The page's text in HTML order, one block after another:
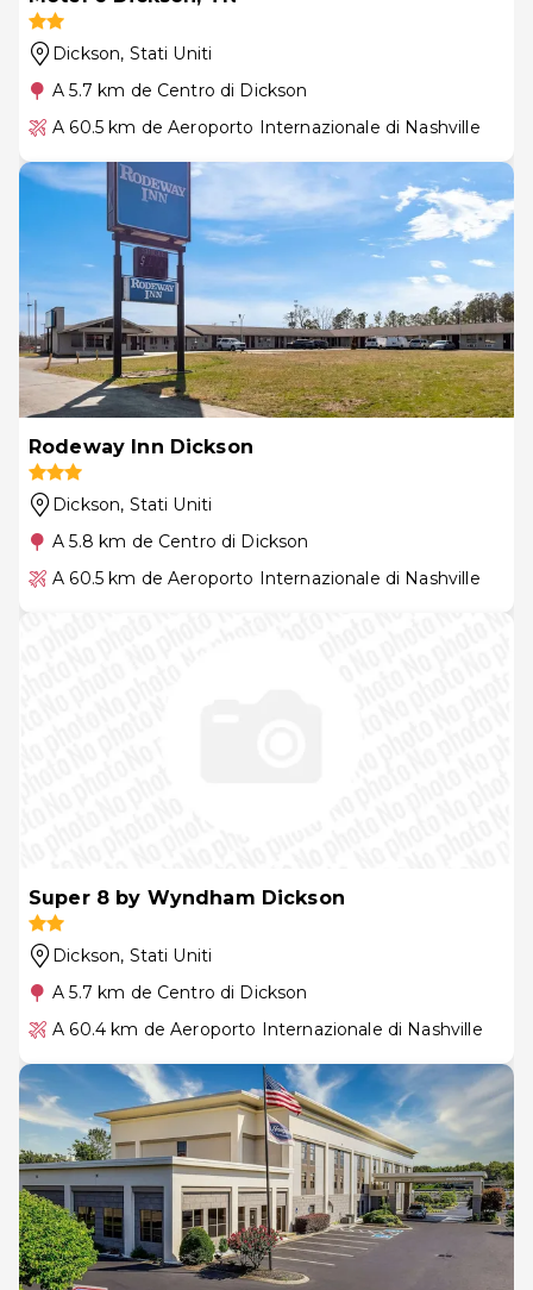
Dickson, Stati Uniti
A 5.7 km de Centro di Dickson
A 60.5 km de Aeroporto Internazionale di Nashville
Rodeway Inn Dickson
Dickson, Stati Uniti
A 5.8 km de Centro di Dickson
A 60.5 km de Aeroporto Internazionale di Nashville
Super 8 by Wyndham Dickson
Dickson, Stati Uniti
A 5.7 km de Centro di Dickson
A 60.4 km de Aeroporto Internazionale di Nashville